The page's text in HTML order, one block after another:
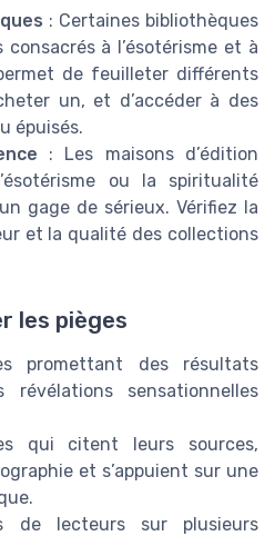
: Certaines bibliothèques
à l’ésotérisme et à
de feuilleter différents
un, et d’accéder à des
épuisés.
: Les maisons d’édition
ou la spiritualité
gage de sérieux. Vérifiez la
et la qualité des collections
les pièges
promettant des résultats
sensationnelles
qui citent leurs sources,
et s’appuient sur une
de lecteurs sur plusieurs